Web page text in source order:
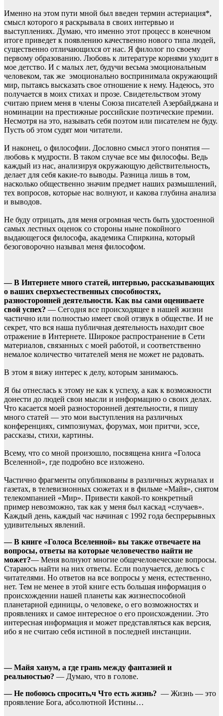
Именно на этом пути мной был введен термин астериация*,
смысл которого я раскрывала в своих интервью и
выступлениях. Думаю, что именно этот процесс в конечном
итоге приведет к появлению качественно нового типа людей,
существенно отличающихся от нас. Я филолог по своему
первому образованию. Любовь к литературе корнями уходит в
мое детство. И с малых лет, будучи весьма эмоциональным
человеком, так же эмоционально воспринимала окружающий
мир, пытаясь высказать свое отношение к нему. Надеюсь, это
получается в моих стихах и прозе. Свидетельством этому
считаю прием меня в члены Союза писателей Азербайджана и
номинации на престижные российские поэтические премии.
Несмотря на это, называть себя поэтом или писателем не буду.
Пусть об этом судят мои читатели.
И наконец, о философии. Дословно смысл этого понятия —
любовь к мудрости. В таком случае все мы философы. Ведь
каждый из нас, анализируя окружающую действительность,
делает для себя какие-то выводы. Разница лишь в том,
насколько общественно значим предмет наших размышлений,
тех вопросов, которые нас волнуют, и какова глубина анализа
и выводов.
Не буду отрицать, для меня огромная честь быть удостоенной
самых лестных оценок со стороны ныне покойного
выдающегося философа, академика Спиркина, который
безоговорочно называл меня философом.
— В Интернете много статей, интервью, рассказывающих
о ваших сверхъестественных способностях,
разносторонней деятельности. Как вы сами оцениваете
свой успех? — Сегодня все происходящее в нашей жизни
частично или полностью имеет свой отзвук в обществе. И не
секрет, что вся наша публичная деятельность находит свое
отражение в Интернете. Широкое распространение в Сети
материалов, связанных с моей работой, и соответственно
немалое количество читателей меня не может не радовать.
В этом я вижу интерес к делу, которым занимаюсь.
Я бы отнеслась к этому не как к успеху, а как к возможности
донести до людей свои мысли и информацию о своих делах.
Что касается моей разносторонней деятельности, я пишу
много статей — это мои выступления на различных
конференциях, симпозиумах, форумах, мои притчи, эссе,
рассказы, стихи, картины.
Всему, что со мной произошло, посвящена книга «Голоса
Вселенной», где подробно все изложено.
Частично фрагменты опубликованы в различных журналах и
газетах, в телевизионных сюжетах и в фильме «Майя», снятом
телекомпанией «Мир». Привести какой-то конкретный
пример невозможно, так как у меня был каскад «случаев».
Каждый день, каждый час начиная с 1992 года беспрерывных
удивительных явлений.
— В книге «Голоса Вселенной» вы также отвечаете на
вопросы, ответы на которые человечество найти не
может?— Меня волнуют многие общечеловеческие вопросы.
Стараюсь найти на них ответы. Если получается, делюсь с
читателями. Но ответов на все вопросы у меня, естественно,
нет. Тем не менее в этой книге есть большая информация о
происхождении нашей планеты как жизнеспособной
планетарной единицы, о человеке, о его возможностях и
проявлениях и самое интересное о его происхождении. Это
интересная информация и может представляться как версия,
ибо я не считаю себя истиной в последней инстанции.
— Майя ханум, а где грань между фантазией и
реальностью? — Думаю, что в голове.
— Не побоюсь спросить,ч Что есть жизнь? — Жизнь — это
проявление Бога, абсолютной Истины…